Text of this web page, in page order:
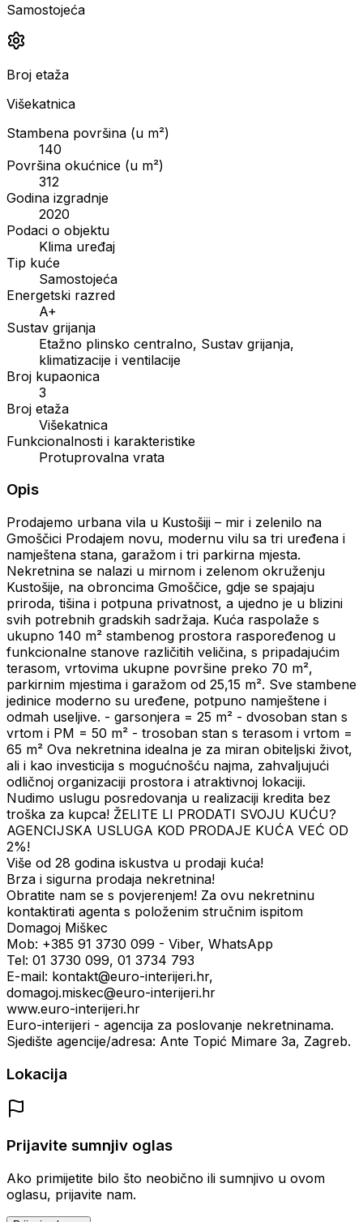
Samostojeća
Broj etaža
Višekatnica
Stambena površina (u m²)
140
Površina okućnice (u m²)
312
Godina izgradnje
2020
Podaci o objektu
Klima uređaj
Tip kuće
Samostojeća
Energetski razred
A+
Sustav grijanja
Etažno plinsko centralno, Sustav grijanja,
klimatizacije i ventilacije
Broj kupaonica
3
Broj etaža
Višekatnica
Funkcionalnosti i karakteristike
Protuprovalna vrata
Opis
Prodajemo urbana vila u Kustošiji – mir i zelenilo na
Gmoščici Prodajem novu, modernu vilu sa tri uređena i
namještena stana, garažom i tri parkirna mjesta.
Nekretnina se nalazi u mirnom i zelenom okruženju
Kustošije, na obroncima Gmoščice, gdje se spajaju
priroda, tišina i potpuna privatnost, a ujedno je u blizini
svih potrebnih gradskih sadržaja. Kuća raspolaže s
ukupno 140 m² stambenog prostora raspoređenog u
funkcionalne stanove različitih veličina, s pripadajućim
terasom, vrtovima ukupne površine preko 70 m²,
parkirnim mjestima i garažom od 25,15 m². Sve stambene
jedinice moderno su uređene, potpuno namještene i
odmah useljive. - garsonjera = 25 m² - dvosoban stan s
vrtom i PM = 50 m² - trosoban stan s terasom i vrtom =
65 m² Ova nekretnina idealna je za miran obiteljski život,
ali i kao investicija s mogućnošću najma, zahvaljujući
odličnoj organizaciji prostora i atraktivnoj lokaciji.
Nudimo uslugu posredovanja u realizaciji kredita bez
troška za kupca! ŽELITE LI PRODATI SVOJU KUĆU?
AGENCIJSKA USLUGA KOD PRODAJE KUĆA VEĆ OD
2%!
Više od 28 godina iskustva u prodaji kuća!
Brza i sigurna prodaja nekretnina!
Obratite nam se s povjerenjem! Za ovu nekretninu
kontaktirati agenta s položenim stručnim ispitom
Domagoj Miškec
Mob: +385 91 3730 099 - Viber, WhatsApp
Tel: 01 3730 099, 01 3734 793
E-mail: kontakt@euro-interijeri.hr,
domagoj.miskec@euro-interijeri.hr
www.euro-interijeri.hr
Euro-interijeri - agencija za poslovanje nekretninama.
Sjedište agencije/adresa: Ante Topić Mimare 3a, Zagreb.
Lokacija
Prijavite sumnjiv oglas
Ako primijetite bilo što neobično ili sumnjivo u ovom
oglasu, prijavite nam.